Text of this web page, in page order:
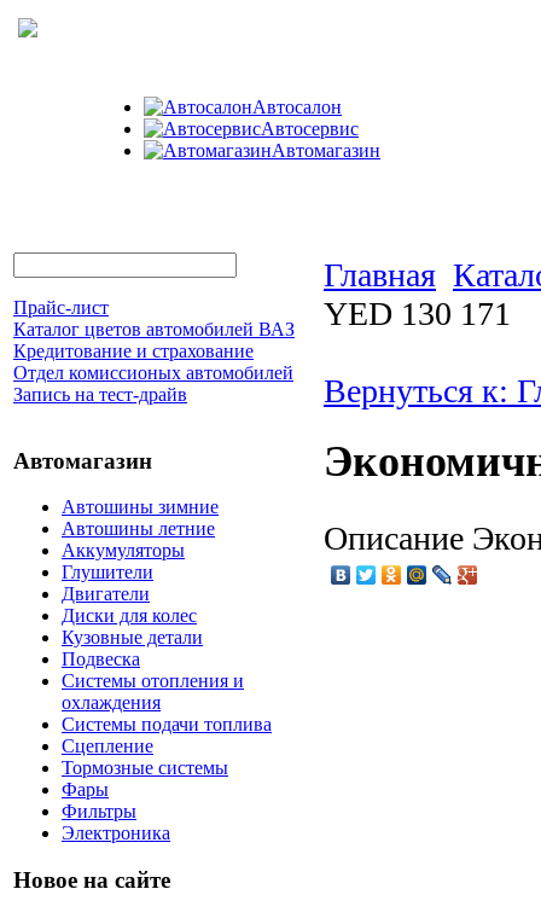
Автосалон
Автосервис
Автомагазин
Прайс-лист
Каталог цветов автомобилей ВАЗ
Кредитование и страхование
Отдел комиссионых автомобилей
Запись на тест-драйв
Автомагазин
Автошины зимние
Автошины летние
Аккумуляторы
Глушители
Двигатели
Диски для колес
Кузовные детали
Подвеска
Системы отопления и
охлаждения
Системы подачи топлива
Сцепление
Тормозные системы
Фары
Фильтры
Электроника
Новое на сайте
Главная
YED 130 171
Вернуться к:
Описание